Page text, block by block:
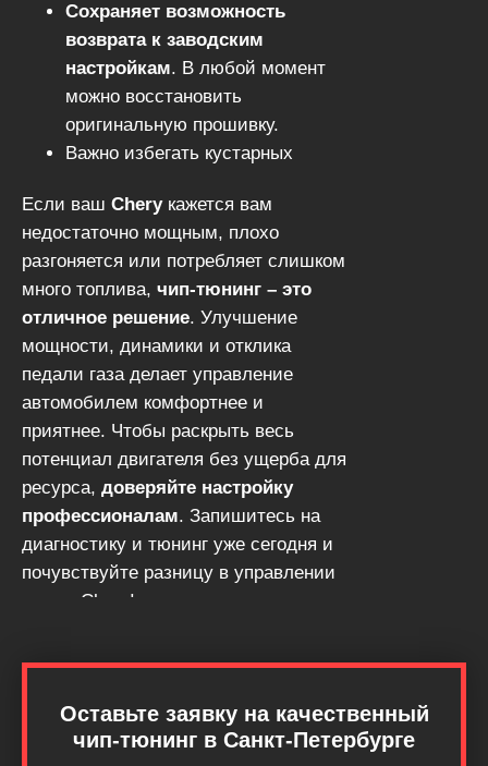
Сохраняет возможность
возврата к заводским
настройкам. В любой момент
можно восстановить
оригинальную прошивку.
Важно избегать кустарных
тюнинг только специалистам с
опытом.
Если ваш Cheryкажется вам
недостаточно мощным, плохо
разгоняется или потребляет слишком
много топлива, чип-тюнинг – это
отличное решение. Улучшение
мощности, динамики и отклика
педали газа делает управление
автомобилем комфортнее и
приятнее. Чтобы раскрыть весь
потенциал двигателя без ущерба для
ресурса, доверяйте настройку
профессионалам. Запишитесь на
диагностику и тюнинг уже сегодня и
почувствуйте разницу в управлении
своим Chery!
Оставьте заявку на качественный
чип-тюнинг в Санкт-Петербурге